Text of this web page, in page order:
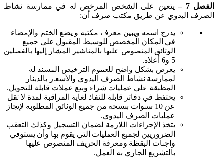
الفصل 7 –
يتعين على الشخص المرخص له في ممارسة نشاط
الصرف اليدوي عن طريق مكتب صرف أن:
يدرج اسمه ويبين معرف مكتبه و يضع الختم والإمضاء
في المكان المخصص للوسيط المقبول على جميع
الوثائق المنصوص عليها بالمناشير المشار إليها بالفصلين
5 و6 أعلاه
.
يعرض بشكل واضح للعموم الترخيص المسند له
لممارسة نشاط الصرف اليدوي والأسعار بالدينار
المطبقة على عمليات شراء وبيع عملات قابلة للتحويل.
يحتفظ في دفاتر قابلة للنفاذ لغاية المراقبة لمدة لا تقل
عن 10 سنوات بنسخة من جميع الوثائق المطلوبة لإنجاز
عمليات الصرف اليدوي.
يتخذ الإجراءات اللازمة لضمان التسجيل وكذلك التعقب
الضروريين لجميع العمليات التي يقوم بها وأن يستوفي
واجبات اليقظة ومعرفة الحريف المنصوص عليها
بالتشريع الجاري به العمل.